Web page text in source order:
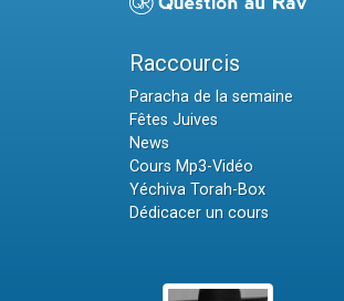
Raccourcis
Paracha de la semaine
Fêtes Juives
News
Cours Mp3-Vidéo
Yéchiva Torah-Box
Dédicacer un cours